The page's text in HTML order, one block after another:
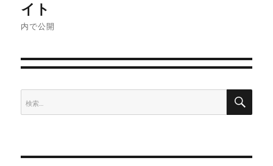
ナ
ゲ
ー
イト
内で公開
検
索:
検